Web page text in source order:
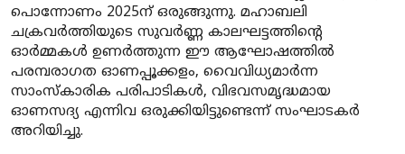
പൊന്നോണം 2025ന് ഒരുങ്ങുന്നു. മഹാബലി
ചക്രവർത്തിയുടെ സുവർണ്ണ കാലഘട്ടത്തിന്റെ
ഓർമ്മകൾ ഉണർത്തുന്ന ഈ ആഘോഷത്തിൽ
പരമ്പരാഗത ഓണപ്പൂക്കളം, വൈവിധ്യമാർന്ന
സാംസ്കാരിക പരിപാടികൾ, വിഭവസമൃദ്ധമായ
ഓണസദ്യ എന്നിവ ഒരുക്കിയിട്ടുണ്ടെന്ന് സംഘാടകർ
അറിയിച്ചു.